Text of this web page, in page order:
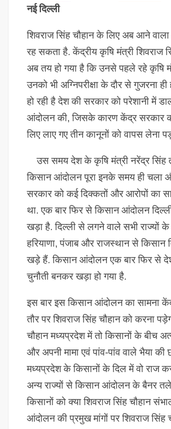
नई दिल्ली
शिवराज सिंह चौहान के लिए अब आने
रह सकता है. केंद्रीय कृषि मंत्री शिवराज
अब तय हो गया है कि उनसे पहले रहे कृषि
उनको भी अग्निपरीक्षा के दौर से गुजरना ही
हो रही है देश की सरकार को परेशानी में
आंदोलन की, जिसके कारण केंद्र सरकार
लिए लाए गए तीन कानूनों को वापस लेना
उस समय देश के कृषि मंत्री नरेंद्र सिंह
किसान आंदोलन पूरा इनके समय ही चला
सरकार को कई दिक्कतों और आरोपों का
था. एक बार फिर से किसान आंदोलन
खड़ा है. दिल्ली से लगने वाले सभी राज्यों के
हरियाणा, पंजाब और राजस्थान से किसान
खड़े हैं. किसान आंदोलन एक बार फिर से
चुनौती बनकर खड़ा हो गया है.
इस बार इस किसान आंदोलन का सामना
तौर पर शिवराज सिंह चौहान को करना
चौहान मध्यप्रदेश में तो किसानों के बीच
और अपनी मामा एवं पांव-पांव वाले भैया की
मध्यप्रदेश के किसानों के दिल में वो राज
अन्य राज्यों से किसान आंदोलन के बैनर
किसानों को क्या शिवराज सिंह चौहान
आंदोलन की प्रमुख मांगों पर शिवराज सिंह